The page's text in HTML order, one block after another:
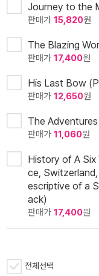
Journey to the
판매가 15,820원
The Blazing
판매가 17,400원
His Last Bow
판매가 12,650원
The
판매가 11,060원
History of A Six
ce,
escriptive of a
ack)
판매가 17,400원
전체선택